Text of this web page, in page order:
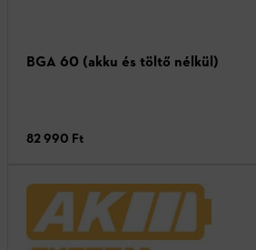
BGA 60 (akku és töltő nélkül)
82 990 Ft